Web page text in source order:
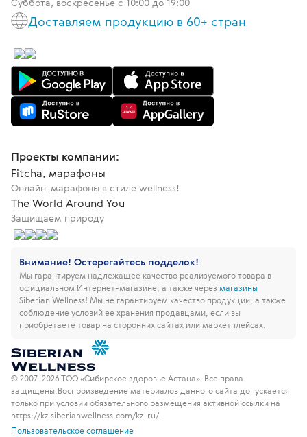
Доставляем продукцию в 60+ стран
Проекты компании:
Fitcha, марафоны
Онлайн-марафоны в стиле wellness!
The World Around You
Защищаем природу
Внимание! Остерегайтесь подделок!
Мы гарантируем надлежащее качество реализуемого товара в
официальном Интернет-магазине, а также через магазины
Siberian Wellness! Мы не гарантируем качество продукции, а также
соблюдение условий ее хранения продавцами, если вы
приобретаете товар на сторонних сайтах или маркетплейсах.
© 2007–2026 ТОО «Сибирское здоровье Астана». Все права
защищены. Воспроизведение материалов данного сайта допускается
только при условии обязательного размещения активной ссылки на
https://kz.siberianwellness.com/kz-ru/.
Пользовательское соглашение